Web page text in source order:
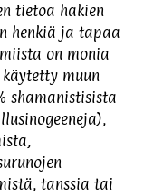
tietoa hakien
henkiä ja tapaa
on monia
muun
shamanistisista
tanssia tai